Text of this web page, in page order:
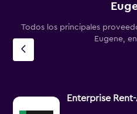
Todos los principales
Eugene,
Enterprise